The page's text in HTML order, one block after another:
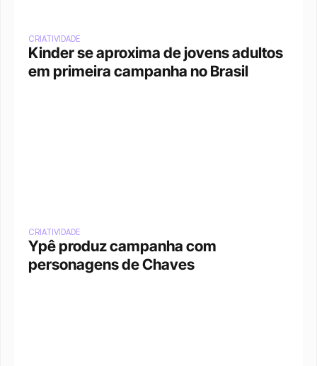
CRIATIVIDADE
Kinder se aproxima de jovens adultos
em primeira campanha no Brasil
CRIATIVIDADE
Ypê produz campanha com
personagens de Chaves